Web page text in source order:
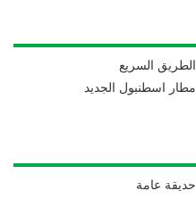
الطريق السريع
مطار اسطنبول الجديد
حديقة عامة